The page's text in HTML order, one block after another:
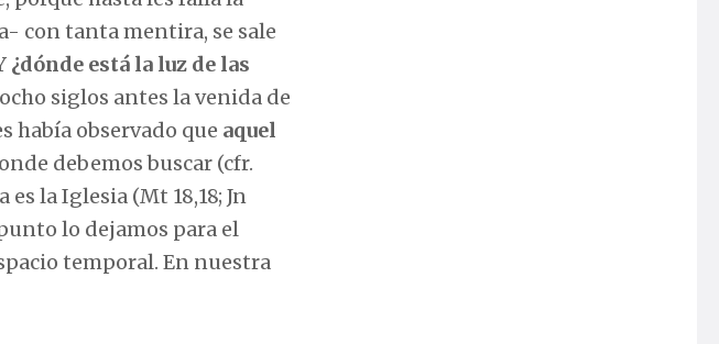
con tanta mentira, se sale
¿dónde está la luz de las
siglos antes la venida de
había observado que aquel
debemos buscar (cfr.
la Iglesia (Mt 18,18; Jn
lo dejamos para el
temporal. En nuestra